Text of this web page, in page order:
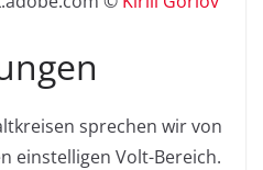
sprechen wir von
einstelligen Volt-Bereich.